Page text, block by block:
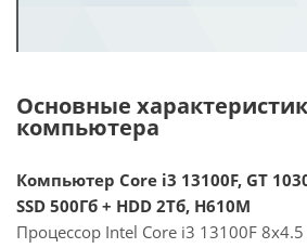
Основные
компьютера
Компьютер Core i3 13100F, GT
SSD 500Гб + HDD 2Тб, H610M
Процессор Intel Core i3 13100F 8x4.5